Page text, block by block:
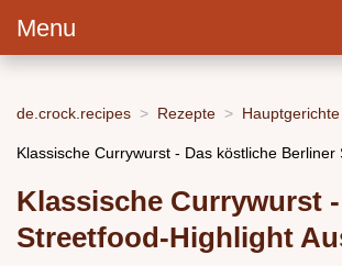
Menu
de.crock.recipes Rezepte Hauptgerichte
Klassische Currywurst - Das köstliche Berliner
Klassische Currywurst
Streetfood-Highlight